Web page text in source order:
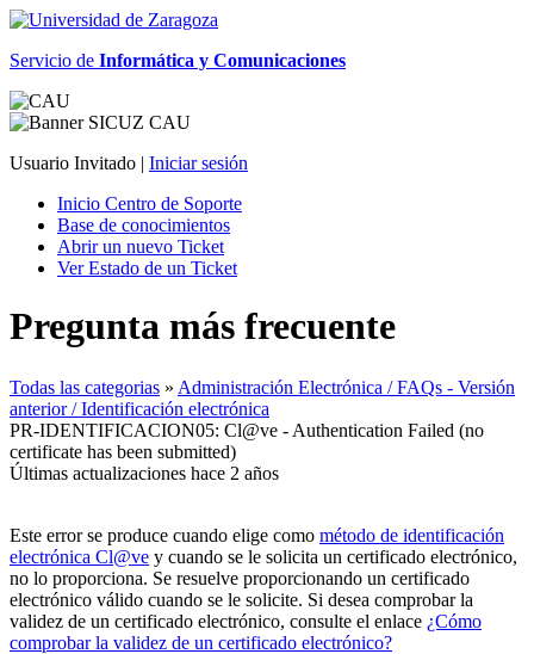
Servicio de Informática y Comunicaciones
Usuario Invitado | Iniciar sesión
Inicio Centro de Soporte
Base de conocimientos
Abrir un nuevo Ticket
Ver Estado de un Ticket
Pregunta más frecuente
Todas las categorias » Administración Electrónica / FAQs - Versión
anterior / Identificación electrónica
PR-IDENTIFICACION05: Cl@ve - Authentication Failed (no
certificate has been submitted)
Últimas actualizaciones hace 2 años
Este error se produce cuando elige como método de identificación
electrónica Cl@ve y cuando se le solicita un certificado electrónico,
no lo proporciona. Se resuelve proporcionando un certificado
electrónico válido cuando se le solicite. Si desea comprobar la
validez de un certificado electrónico, consulte el enlace ¿Cómo
comprobar la validez de un certificado electrónico?